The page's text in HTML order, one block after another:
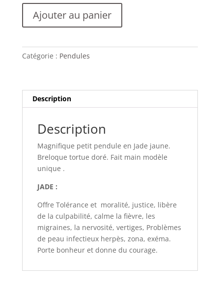
PETIT
Jade
Ajouter au panier
Catégorie : Pendules
Description
Description
Magnifique petit pendule en Jade jaune.
Breloque tortue doré. Fait main modèle
unique .
JADE :
Offre Tolérance et moralité, justice, libère
de la culpabilité, calme la fièvre, les
migraines, la nervosité, vertiges, Problèmes
de peau infectieux herpès, zona, exéma.
Porte bonheur et donne du courage.